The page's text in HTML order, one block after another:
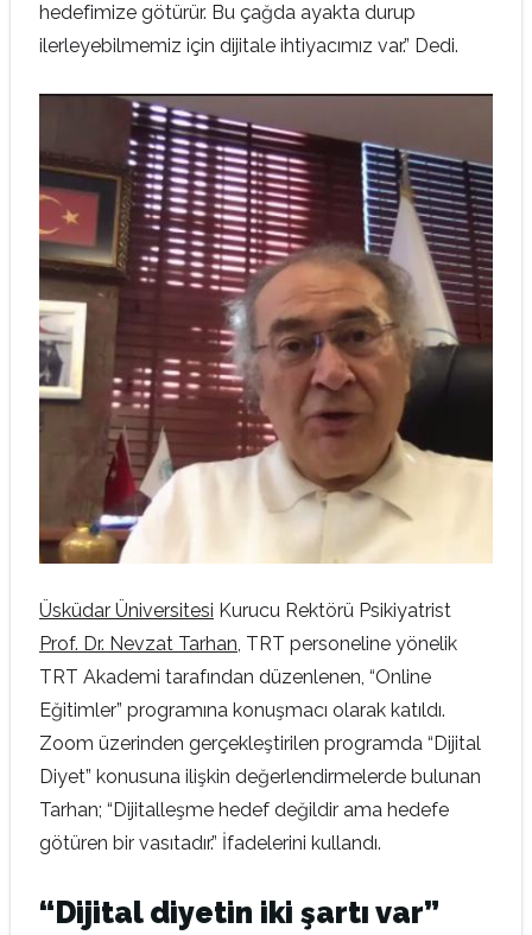
hedefimize götürür. Bu çağda ayakta durup
ilerleyebilmemiz için dijitale ihtiyacımız var.” Dedi.
Üsküdar Üniversitesi Kurucu Rektörü Psikiyatrist
Prof. Dr. Nevzat Tarhan, TRT personeline yönelik
TRT Akademi tarafından düzenlenen, “Online
Eğitimler” programına konuşmacı olarak katıldı.
Zoom üzerinden gerçekleştirilen programda “Dijital
Diyet” konusuna ilişkin değerlendirmelerde bulunan
Tarhan; “Dijitalleşme hedef değildir ama hedefe
götüren bir vasıtadır.” İfadelerini kullandı.
“Dijital diyetin iki şartı var”